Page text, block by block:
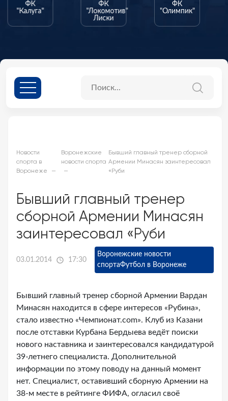
ФК
"Калуга"
ФК
"Локомотив"
Лиски
ФК
"Олимпик"
Новости
спорта в
Воронеже
Воронежские
новости спорта
Бывший главный тренер сборной
Армении Минасян заинтересовал
«Руби
Бывший главный тренер
сборной Армении Минасян
заинтересовал «Руби
03.01.2014 17:30
Воронежские новости
спортаФутбол в Воронеже
Бывший главный тренер сборной Армении Вардан
Минасян находится в сфере интересов «Рубина»,
стало известно «Чемпионат.com». Клуб из Казани
после отставки Курбана Бердыева ведёт поиски
нового наставника и заинтересовался кандидатурой
39-летнего специалиста. Дополнительной
информации по этому поводу на данный момент
нет. Специалист, оставивший сборную Армении на
38-м месте в рейтинге ФИФА, огласил своё